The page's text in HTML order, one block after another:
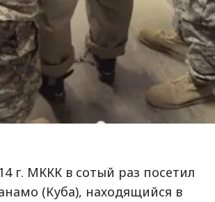
г. МККК в сотый раз посетил
(Куба), находящийся в